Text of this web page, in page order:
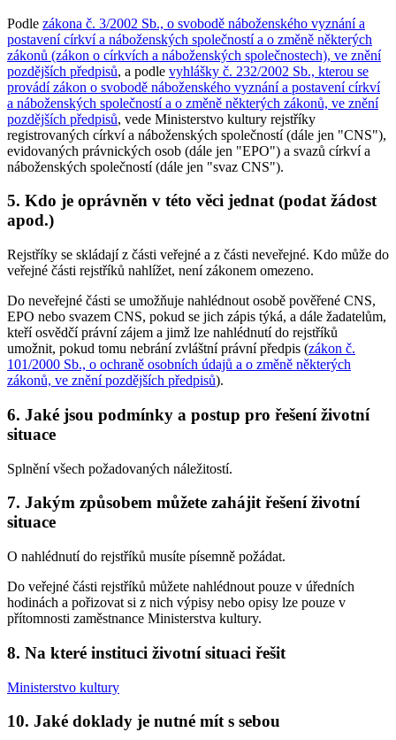
Podle zákona č. 3/2002 Sb., o svobodě náboženského vyznání a
postavení církví a náboženských společností a o změně některých
zákonů (zákon o církvích a náboženských společnostech), ve znění
pozdějších předpisů, a podle vyhlášky č. 232/2002 Sb., kterou se
provádí zákon o svobodě náboženského vyznání a postavení církví
a náboženských společností a o změně některých zákonů, ve znění
pozdějších předpisů, vede Ministerstvo kultury rejstříky
registrovaných církví a náboženských společností (dále jen "CNS"),
evidovaných právnických osob (dále jen "EPO") a svazů církví a
náboženských společností (dále jen "svaz CNS").
5. Kdo je oprávněn v této věci jednat (podat žádost
apod.)
Rejstříky se skládají z části veřejné a z části neveřejné. Kdo může do
veřejné části rejstříků nahlížet, není zákonem omezeno.
Do neveřejné části se umožňuje nahlédnout osobě pověřené CNS,
EPO nebo svazem CNS, pokud se jich zápis týká, a dále žadatelům,
kteří osvědčí právní zájem a jimž lze nahlédnutí do rejstříků
umožnit, pokud tomu nebrání zvláštní právní předpis (zákon č.
101/2000 Sb., o ochraně osobních údajů a o změně některých
zákonů, ve znění pozdějších předpisů).
6. Jaké jsou podmínky a postup pro řešení životní
situace
Splnění všech požadovaných náležitostí.
7. Jakým způsobem můžete zahájit řešení životní
situace
O nahlédnutí do rejstříků musíte písemně požádat.
Do veřejné části rejstříků můžete nahlédnout pouze v úředních
hodinách a pořizovat si z nich výpisy nebo opisy lze pouze v
přítomnosti zaměstnance Ministerstva kultury.
8. Na které instituci životní situaci řešit
Ministerstvo kultury
10. Jaké doklady je nutné mít s sebou